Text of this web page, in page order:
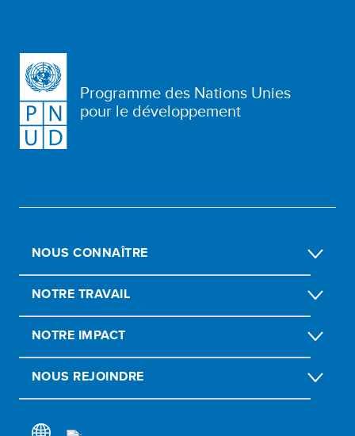
Programme des Nations Unies
pour le développement
NOUS CONNAÎTRE
NOTRE TRAVAIL
NOTRE IMPACT
NOUS REJOINDRE